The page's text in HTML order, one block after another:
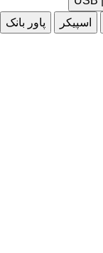
اسپیکر
پاور بانک